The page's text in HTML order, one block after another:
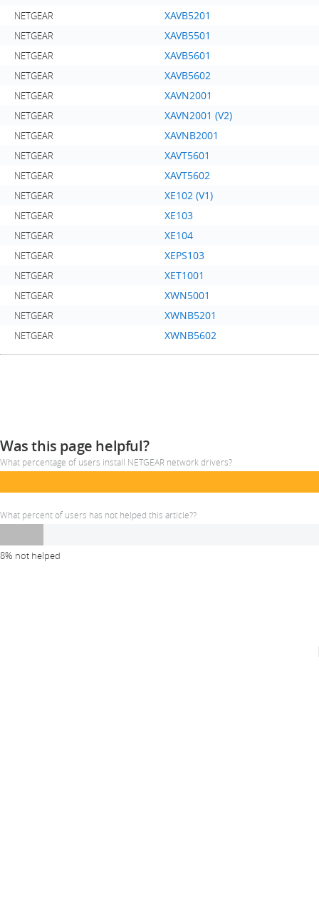
NETGEAR XAVB5201
NETGEAR XAVB5501
NETGEAR XAVB5601
NETGEAR XAVB5602
NETGEAR XAVN2001
NETGEAR XAVN2001 (V2)
NETGEAR XAVNB2001
NETGEAR XAVT5601
NETGEAR XAVT5602
NETGEAR XE102 (V1)
NETGEAR XE103
NETGEAR XE104
NETGEAR XEPS103
NETGEAR XET1001
NETGEAR XWN5001
NETGEAR XWNB5201
NETGEAR XWNB5602
Was this page helpful?
What percentage of users install NETGEAR network drivers?
What percent of users has not helped this article??
8% not helped